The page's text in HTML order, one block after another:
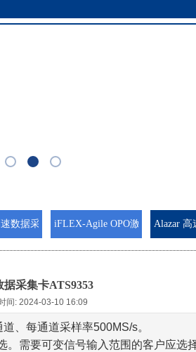
数据采集卡iFLEX-Agile OPO激光器Alazar 高
据采集卡ATS9353
间: 2024-03-10 16:09
、每通道采样率500MS/s。
需要可变信号输入范围的客户应选